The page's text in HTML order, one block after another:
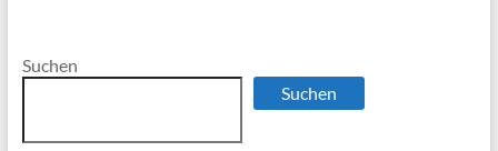
Suchen
Suchen